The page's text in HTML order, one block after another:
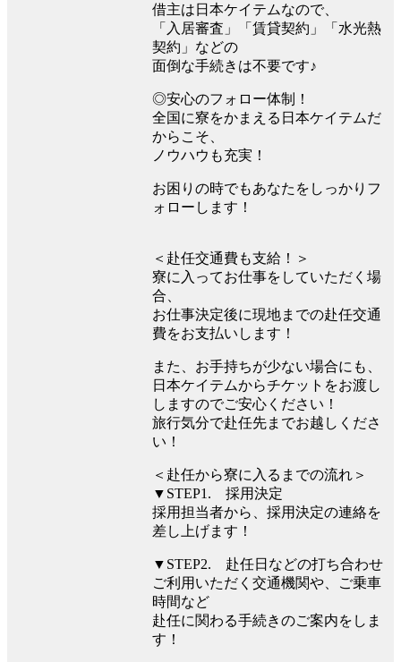
借主は日本ケイテムなので、
「入居審査」「賃貸契約」「水光熱
契約」などの
面倒な手続きは不要です♪
◎安心のフォロー体制！
全国に寮をかまえる日本ケイテムだ
からこそ、
ノウハウも充実！
お困りの時でもあなたをしっかりフ
ォローします！
＜赴任交通費も支給！＞
寮に入ってお仕事をしていただく場
合、
お仕事決定後に現地までの赴任交通
費をお支払いします！
また、お手持ちが少ない場合にも、
日本ケイテムからチケットをお渡し
しますのでご安心ください！
旅行気分で赴任先までお越しくださ
い！
＜赴任から寮に入るまでの流れ＞
▼STEP1. 採用決定
採用担当者から、採用決定の連絡を
差し上げます！
▼STEP2. 赴任日などの打ち合わせ
ご利用いただく交通機関や、ご乗車
時間など
赴任に関わる手続きのご案内をしま
す！